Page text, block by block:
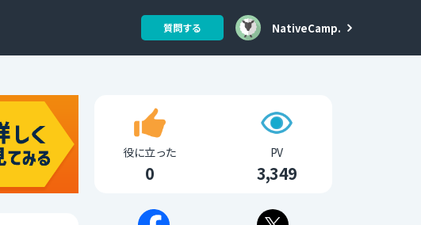
質問する NativeCamp.
役に立った
0
PV
3,349